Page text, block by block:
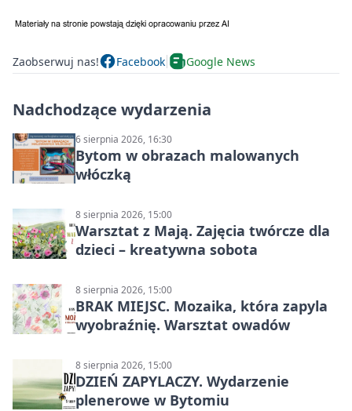
Zaobserwuj nas! Facebook Google News
Nadchodzące wydarzenia
6 sierpnia 2026, 16:30
Bytom w obrazach malowanych
włóczką
8 sierpnia 2026, 15:00
Warsztat z Mają. Zajęcia twórcze dla
dzieci – kreatywna sobota
8 sierpnia 2026, 15:00
BRAK MIEJSC. Mozaika, która zapyla
wyobraźnię. Warsztat owadów
8 sierpnia 2026, 15:00
DZIEŃ ZAPYLACZY. Wydarzenie
plenerowe w Bytomiu